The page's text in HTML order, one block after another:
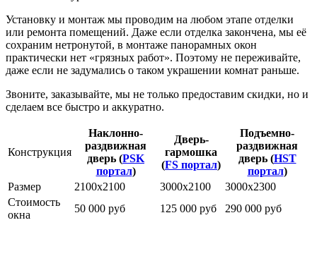
Установку и монтаж мы проводим на любом этапе отделки
или ремонта помещений. Даже если отделка закончена, мы её
сохраним нетронутой, в монтаже панорамных окон
практически нет «грязных работ». Поэтому не переживайте,
даже если не задумались о таком украшении комнат раньше.
Звоните, заказывайте, мы не только предоставим скидки, но и
сделаем все быстро и аккуратно.
Конструкция
Наклонно-
раздвижная
дверь (PSK
портал)
Дверь-
гармошка
(FS портал)
Подъемно-
раздвижная
дверь (HST
портал)
Размер
2100х2100 3000х2100
3000х2300
Стоимость
окна
50 000 руб 125 000 руб 290 000 руб